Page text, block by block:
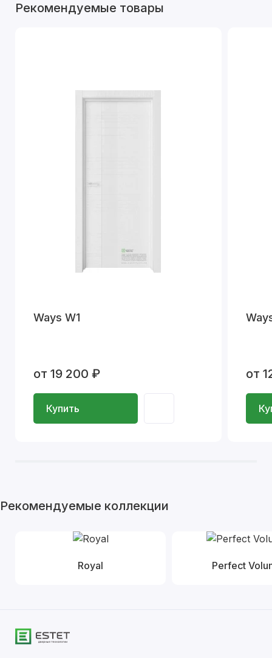
Рекомендуемые товары
Ways W1
от 19 200 ₽
Купить
от
Рекомендуемые коллекции
Royal Perfect